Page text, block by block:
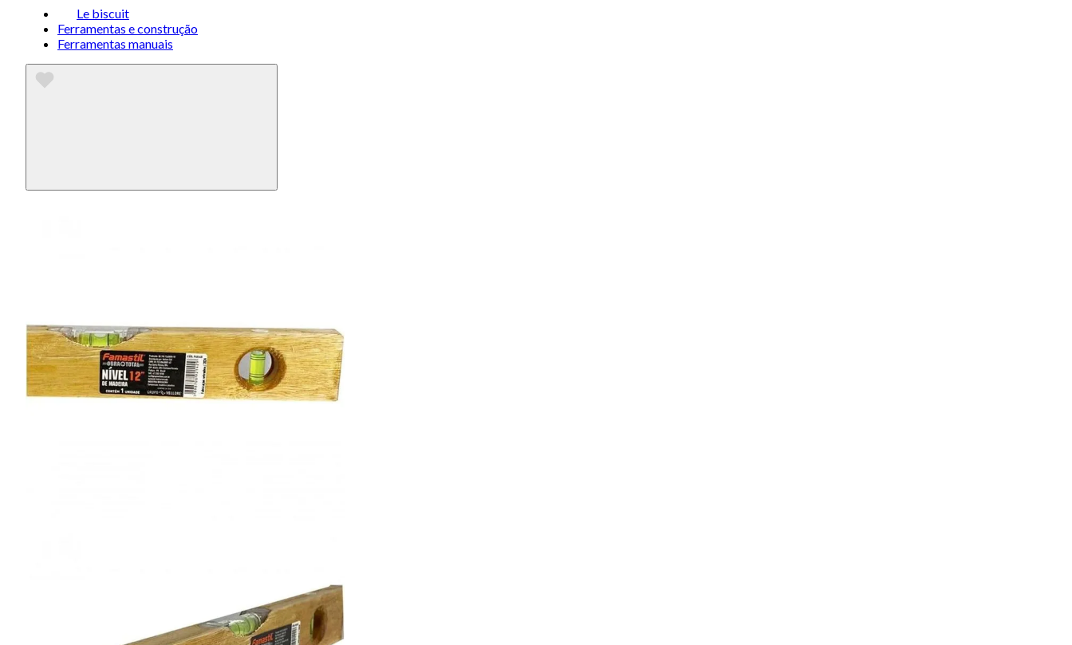
Le biscuit
Ferramentas e construção
Ferramentas manuais